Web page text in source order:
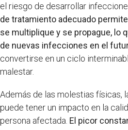
el riesgo de desarrollar
de tratamiento adecuado
se multiplique y se propague, lo
de nuevas infecciones en el
convertirse en un ciclo
malestar.
Además de las molestias físicas,
puede tener un impacto en la
persona afectada. El picor